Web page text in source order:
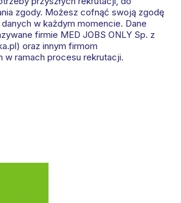
zgody. Możesz cofnąć swoją zgodę
w każdym momencie. Dane
firmie MED JOBS ONLY Sp. z
oraz innym firmom
w ramach procesu rekrutacji.